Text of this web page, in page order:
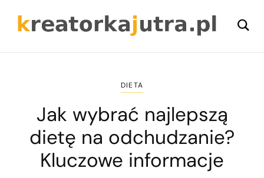
DIETA
Jak wybrać najlepszą
dietę na odchudzanie?
Kluczowe informacje